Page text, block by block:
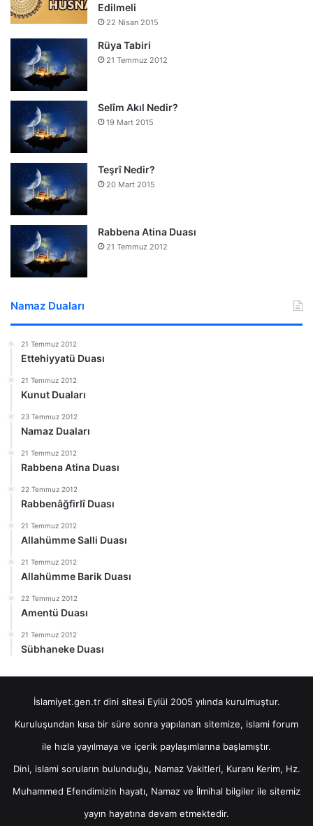
Edilmeli
22 Nisan 2015
Rüya Tabiri
21 Temmuz 2012
Selîm Akıl Nedir?
19 Mart 2015
Teşrî Nedir?
20 Mart 2015
Rabbena Atina Duası
21 Temmuz 2012
Namaz Duaları
21 Temmuz 2012
Ettehiyyatü Duası
21 Temmuz 2012
Kunut Duaları
23 Temmuz 2012
Namaz Duaları
21 Temmuz 2012
Rabbena Atina Duası
22 Temmuz 2012
Rabbenâğfirlî Duası
21 Temmuz 2012
Allahümme Salli Duası
21 Temmuz 2012
Allahümme Barik Duası
22 Temmuz 2012
Amentü Duası
21 Temmuz 2012
Sübhaneke Duası
İslamiyet.gen.tr dini sitesi Eylül 2005 yılında kurulmuştur.
Kuruluşundan kısa bir süre sonra yapılanan sitemize, islami forum
ile hızla yayılmaya ve içerik paylaşımlarına başlamıştır.
Dini, islami soruların bulunduğu, Namaz Vakitleri, Kuranı Kerim, Hz.
Muhammed Efendimizin hayatı, Namaz ve İlmihal bilgiler ile sitemiz
yayın hayatına devam etmektedir.